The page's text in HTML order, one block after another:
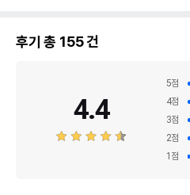
후기 총 155건
4.4
5점
4점
3점
2점
1 점